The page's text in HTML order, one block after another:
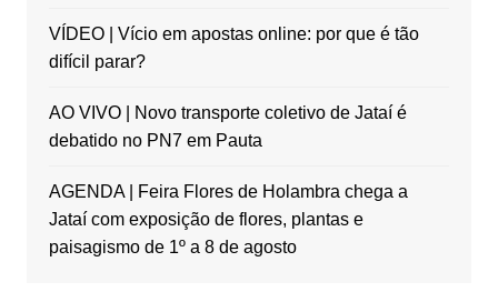
VÍDEO | Vício em apostas online: por que é tão
difícil parar?
AO VIVO | Novo transporte coletivo de Jataí é
debatido no PN7 em Pauta
AGENDA | Feira Flores de Holambra chega a
Jataí com exposição de flores, plantas e
paisagismo de 1º a 8 de agosto